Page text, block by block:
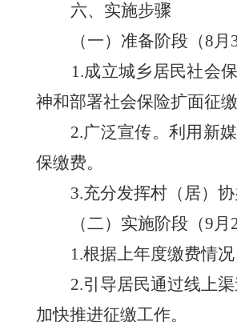
六、实施步骤
（一）准备阶段（8月
1.成立城乡居民社会
神和部署社会保险扩面征缴
2.广泛宣传。利用新
保缴费。
3.充分发挥村（居）
（二）实施阶段（9月
1.根据上年度缴费情
2.引导居民通过线上
加快推进征缴工作。